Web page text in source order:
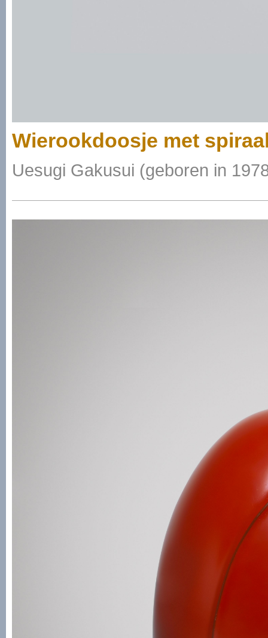
Wierookdoosje met
Uesugi Gakusui (geboren in